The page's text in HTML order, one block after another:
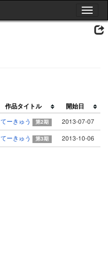
Toggle
作品タイトル 開始日
てーきゅう 第2期 2013-07-07
てーきゅう 第3期 2013-10-06